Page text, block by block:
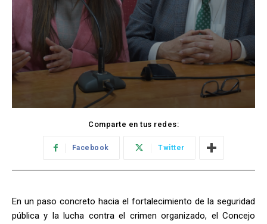
Comparte en tus redes:
Facebook Twitter
En un paso concreto hacia el fortalecimiento de la seguridad
pública y la lucha contra el crimen organizado, el Concejo